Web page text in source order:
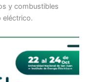
y combustibles
eléctrico.